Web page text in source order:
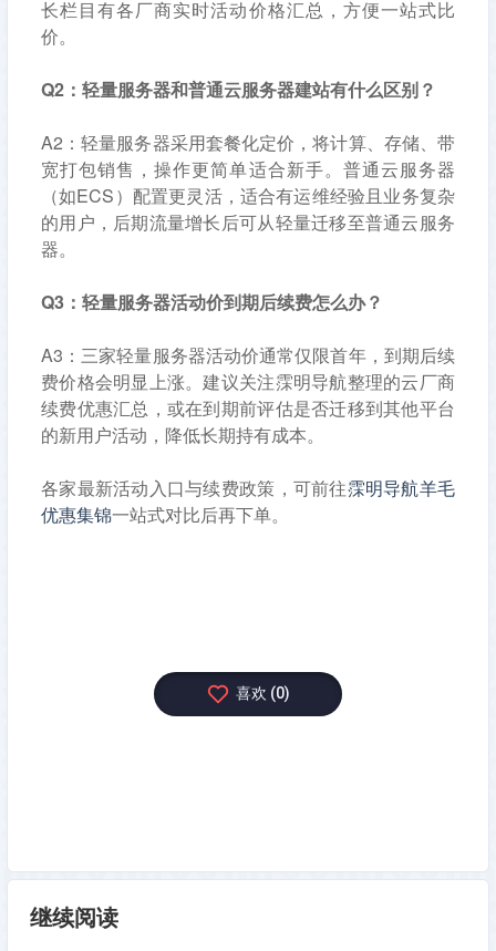
长栏目有各厂商实时活动价格汇总，方便一站式比
价。
Q2：轻量服务器和普通云服务器建站有什么区别？
A2：轻量服务器采用套餐化定价，将计算、存储、带
宽打包销售，操作更简单适合新手。普通云服务器
（如ECS）配置更灵活，适合有运维经验且业务复杂
的用户，后期流量增长后可从轻量迁移至普通云服务
器。
Q3：轻量服务器活动价到期后续费怎么办？
A3：三家轻量服务器活动价通常仅限首年，到期后续
费价格会明显上涨。建议关注霂明导航整理的云厂商
续费优惠汇总，或在到期前评估是否迁移到其他平台
的新用户活动，降低长期持有成本。
各家最新活动入口与续费政策，可前往霂明导航羊毛
优惠集锦一站式对比后再下单。
喜欢 (0)
继续阅读